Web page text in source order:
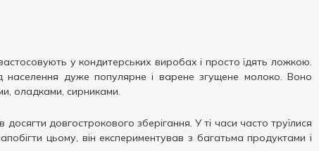
у кондитерських виробах і просто їдять ложкою.
дуже популярне і варене згущене молоко. Воно
оладками, сирниками.
довгострокового зберігання. У ті часи часто труїлися
цьому, він експериментував з багатьма продуктами і